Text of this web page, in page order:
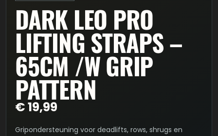
DARK LEO PRO
LIFTING STRAPS –
65CM /W GRIP
PATTERN
€19,99
Gripondersteuning voor deadlifts, rows, shrugs en